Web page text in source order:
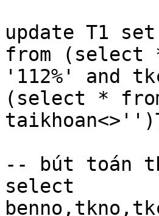
update T1
from (select
'112%' and
(select * from
-- bút toán
select